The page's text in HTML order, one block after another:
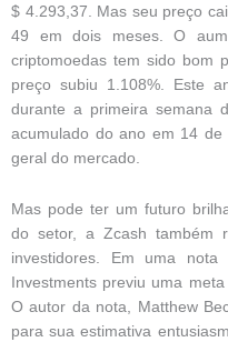
$ 4.293,37. Mas seu preço
49 em dois meses. O
criptomoedas tem sido bom
preço subiu 1.108%. Este
durante a primeira semana
acumulado do ano em 14
geral do mercado.
Mas pode ter um futuro
do setor, a Zcash também
investidores. Em uma
Investments previu uma
O autor da nota, Matthew
para sua estimativa